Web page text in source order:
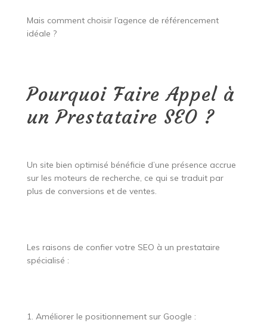
Mais comment choisir l’agence de référencement
idéale ?
Pourquoi Faire Appel à
un Prestataire SEO ?
Un site bien optimisé bénéficie d’une présence accrue
sur les moteurs de recherche, ce qui se traduit par
plus de conversions et de ventes.
Les raisons de confier votre SEO à un prestataire
spécialisé :
1. Améliorer le positionnement sur Google :